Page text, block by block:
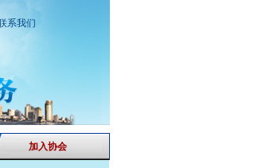
系我们
加入协会